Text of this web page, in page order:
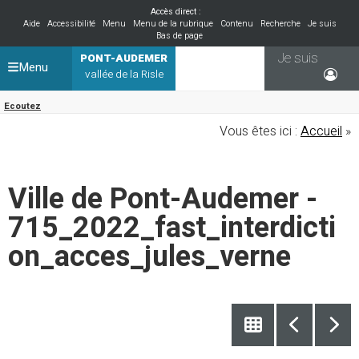
Accès direct :
Aide
Accessibilité Menu Menu de la rubrique Contenu Recherche
Je suis
Bas de page
PONT-AUDEMER
vallée de la Risle
Ecoutez
Je suis
Menu
Vous êtes ici : Accueil »
Ville de Pont-Audemer -
715_2022_fast_interdicti
on_acces_jules_verne